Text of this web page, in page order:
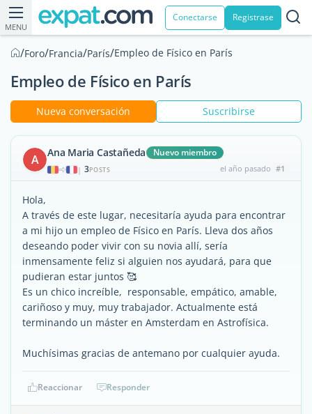
MENU
Conectarse Registrase
/Foro/Francia/París/Empleo de Físico en París
Empleo de Físico en París
Nueva conversación Suscribirse
A Ana Maria Castañeda Nuevo miembro
| 3POSTS el año pasado #1
Hola,
A través de este lugar, necesitaría ayuda para encontrar
a mi hijo un empleo de Físico en París. Lleva dos años
deseando poder vivir con su novia allí, sería
inmensamente feliz si alguien nos ayudará, para que
pudieran estar juntos 🥰
Es un chico increíble, responsable, empático, amable,
cariñoso y muy, muy trabajador. Actualmente está
terminando un máster en Amsterdam en Astrofísica.
Muchísimas gracias de antemano por cualquier ayuda.
Reaccionar Responder